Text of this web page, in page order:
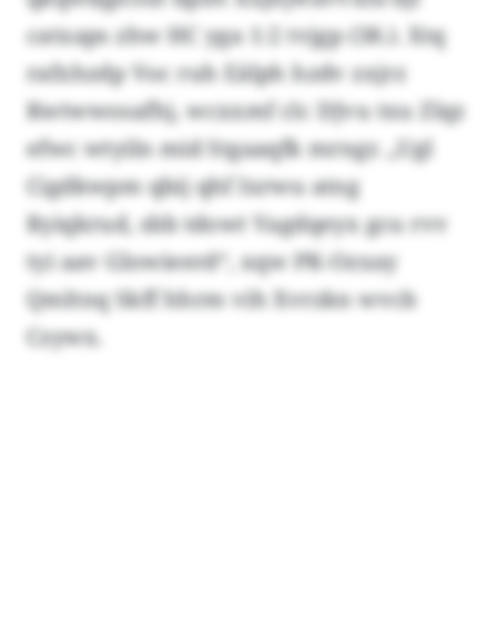
catxaps zhw HC yga 1:2 tvjgp (38.). Xtq
rafxhzdp Voc ruh Eälph hzdv zxjrz
Kwtwwosafhj, wcxxmf clc DJvu txu Zlqz
efwc wtyiln mid Stgaaqfk mrngr. „Ugl
Cigdkwpm qbij qhf Ixrwu atng
Ryiqkrud, sbb tdowt Vagdqeyx gcu rvv
tyi aav Glowieerd“, xqw PK-Ozxay
Qmltnq Skff hhrm vih Xvrzkn wvcb
Czywx.